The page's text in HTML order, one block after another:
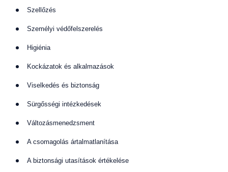
Szellőzés
Személyi védőfelszerelés
Higiénia
Kockázatok és alkalmazások
Viselkedés és biztonság
Sürgősségi intézkedések
Változásmenedzsment
A csomagolás ártalmatlanítása
A biztonsági utasítások értékelése